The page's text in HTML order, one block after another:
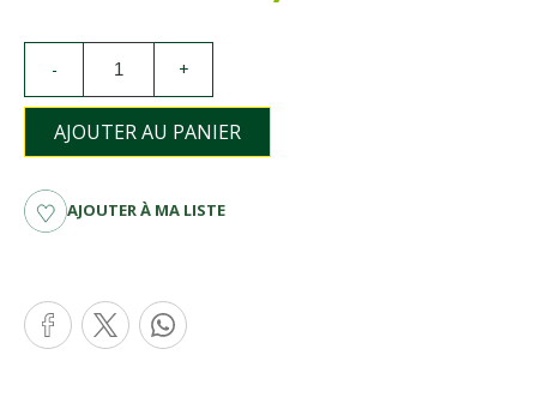
- +
AJOUTER AU PANIER
AJOUTER À MA LISTE